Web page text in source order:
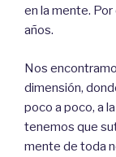
en la mente.
años.
Nos
dimensión,
poco a poco, a
tenemos que
mente de toda